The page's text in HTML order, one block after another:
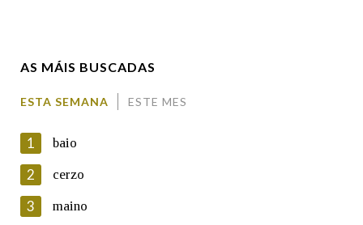
En cumprimento da normativa vixente en materia de
AS MÁIS BUSCADAS
ESTA SEMANA ESTE MES
1 baio
2 cerzo
3 maino